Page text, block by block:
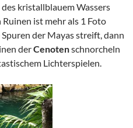
kristallblauem Wassers
ist mehr als 1 Foto
der Mayas streift, dann
derCenotenschnorcheln
Lichterspielen.